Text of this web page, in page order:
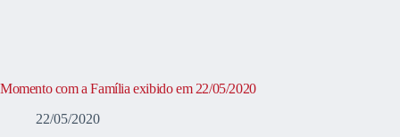
Momento com a Família exibido em 22/05/2020
22/05/2020